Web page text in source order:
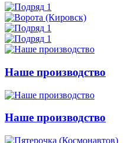
Наше производство
Наше производство